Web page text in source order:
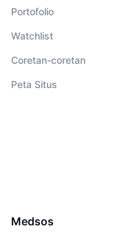
Portofolio
Watchlist
Coretan-coretan
Peta Situs
Medsos